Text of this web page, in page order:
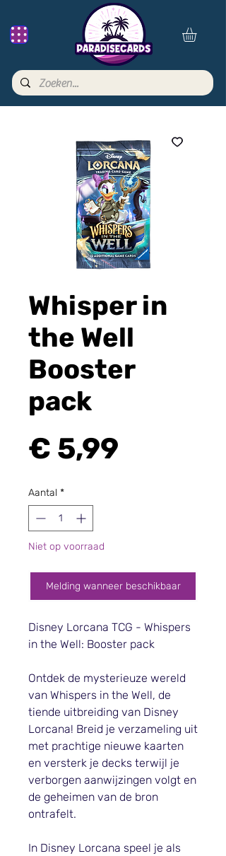
Whisper in
the Well
Booster
pack
€ 5,99
Aantal *
Niet op voorraad
Melding wanneer beschikbaar
Disney Lorcana TCG - Whispers
in the Well: Booster pack
Ontdek de mysterieuze wereld
van Whispers in the Well, de
tiende uitbreiding van Disney
Lorcana! Breid je verzameling uit
met prachtige nieuwe kaarten
en versterk je decks terwijl je
verborgen aanwijzingen volgt en
de geheimen van de bron
ontrafelt.
In Disney Lorcana speel je als